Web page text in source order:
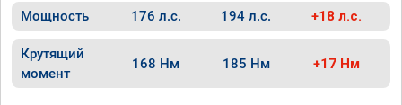
Мощность 176 л.с. 194 л.с. +18 л.с.
Крутящий
момент
168 Нм 185 Нм +17 Нм